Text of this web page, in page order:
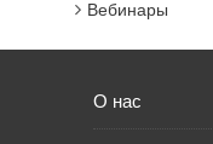
Вебинары
О нас